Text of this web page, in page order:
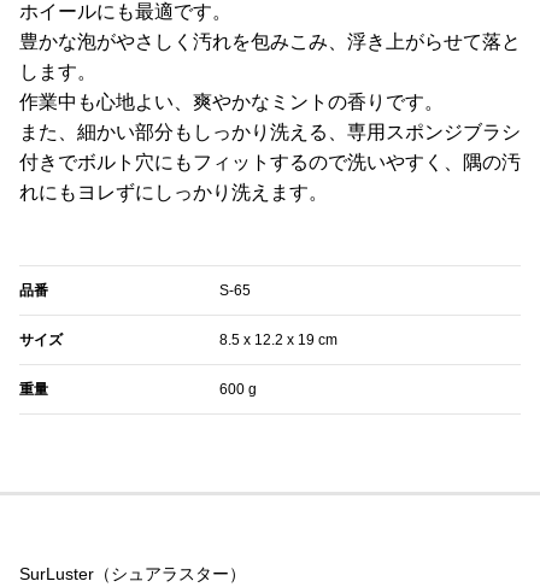
ホイールにも最適です。
豊かな泡がやさしく汚れを包みこみ、浮き上がらせて落と
します。
作業中も心地よい、爽やかなミントの香りです。
また、細かい部分もしっかり洗える、専用スポンジブラシ
付きでボルト穴にもフィットするので洗いやすく、隅の汚
れにもヨレずにしっかり洗えます。
品番 S-65
サイズ ‎8.5 x 12.2 x 19 cm
重量 ‎600 g
SurLuster（シュアラスター）